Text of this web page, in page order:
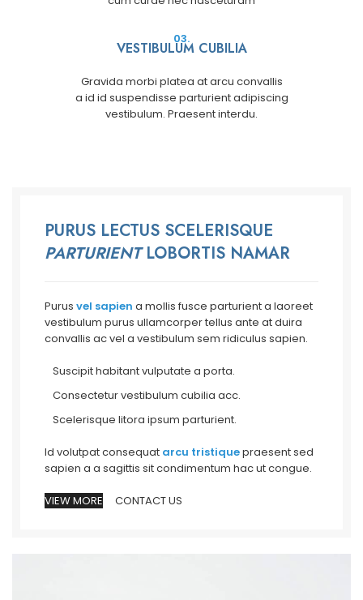
03.
VESTIBULUM CUBILIA
Gravida morbi platea at arcu convallis
a id id suspendisse parturient adipiscing
vestibulum. Praesent interdu.
PURUS LECTUS SCELERISQUE
PARTURIENTLOBORTIS NAMAR
Purus vel sapien a mollis fusce parturient a laoreet
vestibulum purus ullamcorper tellus ante at duira
convallis ac vel a vestibulum sem ridiculus sapien.
Suscipit habitant vulputate a porta.
Consectetur vestibulum cubilia acc.
Scelerisque litora ipsum parturient.
Id volutpat consequat arcu tristiquepraesent sed
sapien a a sagittis sit condimentum hac ut congue.
VIEW MORE CONTACT US